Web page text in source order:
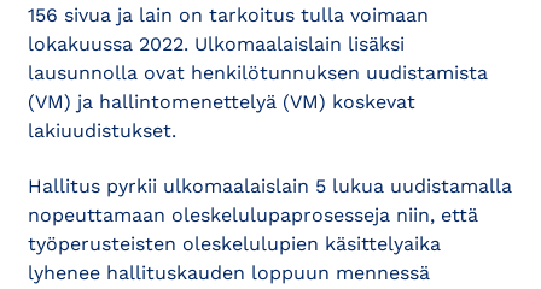
156 sivua ja lain on tarkoitus tulla voimaan
lokakuussa 2022. Ulkomaalaislain lisäksi
lausunnolla ovat henkilötunnuksen uudistamista
(VM) ja hallintomenettelyä (VM) koskevat
lakiuudistukset.
Hallitus pyrkii ulkomaalaislain 5 lukua uudistamalla
nopeuttamaan oleskelulupaprosesseja niin, että
työperusteisten oleskelulupien käsittelyaika
lyhenee hallituskauden loppuun mennessä